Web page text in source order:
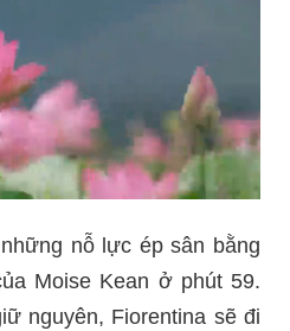
nỗ lực ép sân bằng
Moise Kean ở phút 59.
nguyên, Fiorentina sẽ đi